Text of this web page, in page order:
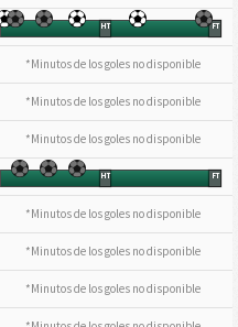
HT FT
*Minutos de los goles no disponible
*Minutos de los goles no disponible
*Minutos de los goles no disponible
HT FT
*Minutos de los goles no disponible
*Minutos de los goles no disponible
*Minutos de los goles no disponible